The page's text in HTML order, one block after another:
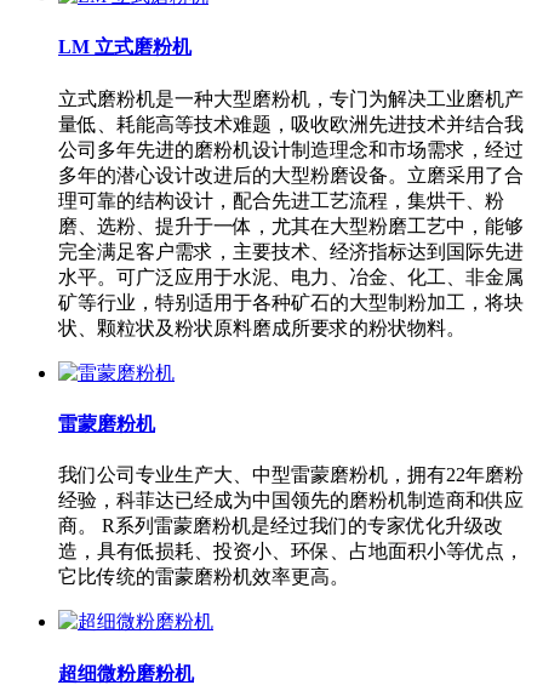
LM 立式磨粉机
立式磨粉机是一种大型磨粉机，专门为解决工业磨机产
量低、耗能高等技术难题，吸收欧洲先进技术并结合我
公司多年先进的磨粉机设计制造理念和市场需求，经过
多年的潜心设计改进后的大型粉磨设备。立磨采用了合
理可靠的结构设计，配合先进工艺流程，集烘干、粉
磨、选粉、提升于一体，尤其在大型粉磨工艺中，能够
完全满足客户需求，主要技术、经济指标达到国际先进
水平。可广泛应用于水泥、电力、冶金、化工、非金属
矿等行业，特别适用于各种矿石的大型制粉加工，将块
状、颗粒状及粉状原料磨成所要求的粉状物料。
雷蒙磨粉机
我们公司专业生产大、中型雷蒙磨粉机，拥有22年磨粉
经验，科菲达已经成为中国领先的磨粉机制造商和供应
商。 R系列雷蒙磨粉机是经过我们的专家优化升级改
造，具有低损耗、投资小、环保、占地面积小等优点，
它比传统的雷蒙磨粉机效率更高。
超细微粉磨粉机